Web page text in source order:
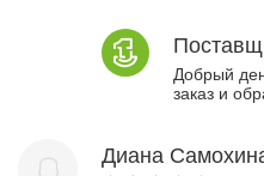
Добрый
заказ и
Диана